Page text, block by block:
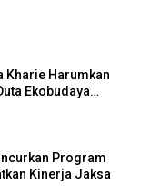
Kharie Harumkan
Ekobudaya
Program
Kinerja Jaksa